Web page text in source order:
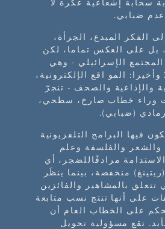
ضبابي.
الفكر المبدع، الجرأة،
بل على العكس تماما، لكن
الإسرائيلي - وهي
وأخيرا: المو اقع الإلكترونية،
والإذاعية والصحف - تنجرّ
وراء خطاب صارخ، سطحي،
(ضبابي).
فيها البرامج التلفزيونية
والشعر والفلسفة وعلم
الاستدامة مرادفًاللضجر، أي
منخفضة، بينما ينظَر
تتعلق بالمشاهير والفائزين
على أنها تنتج نسب متابعة
على الخطاب العام أن
تقع مسؤولية تحويل